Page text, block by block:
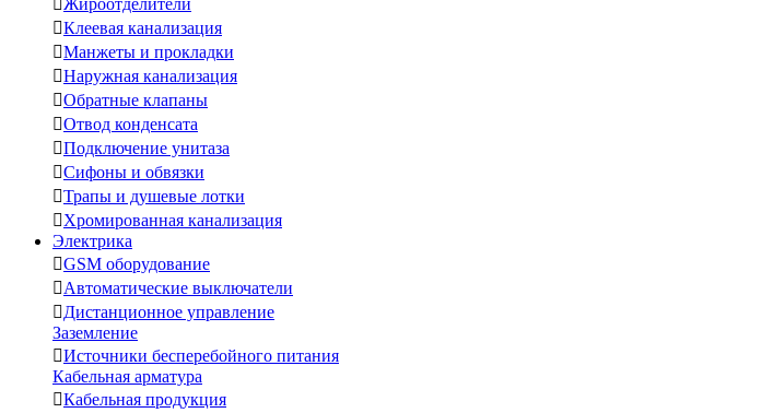
Жироотделители
Клеевая канализация
Манжеты и прокладки
Наружная канализация
Обратные клапаны
Отвод конденсата
Подключение унитаза
Сифоны и обвязки
Трапы и душевые лотки
Хромированная канализация
Электрика
GSM оборудование
Автоматические выключатели
Дистанционное управление
Заземление
Источники бесперебойного питания
Кабельная арматура
Кабельная продукция